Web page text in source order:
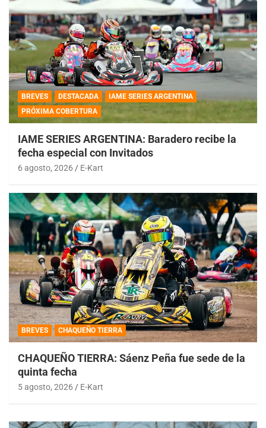
BREVES DESTACADA
IAME SERIES ARGENTINA
PRÓXIMA COBERTURA
IAME SERIES ARGENTINA: Baradero recibe la
fecha especial con Invitados
6 agosto, 2026 E-Kart
BREVES CHAQUEÑO TIERRA
CHAQUEÑO TIERRA: Sáenz Peña fue sede de la
quinta fecha
5 agosto, 2026 E-Kart